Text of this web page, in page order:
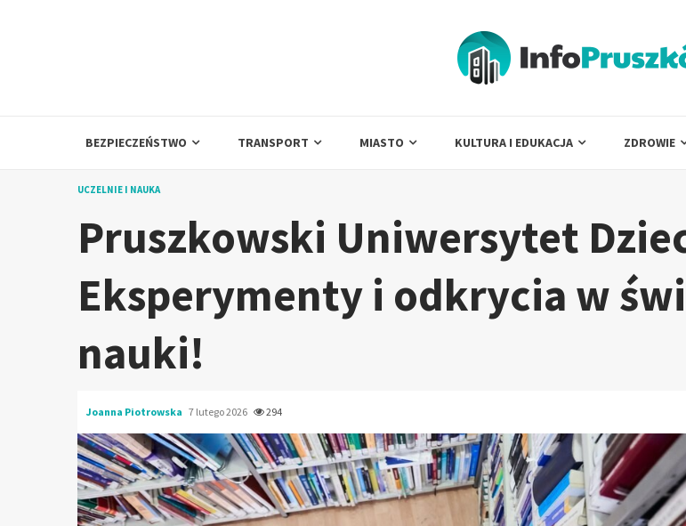
BEZPIECZEŃSTWO TRANSPORT MIASTO KULTURA I EDUKACJA ZDROWIE
UCZELNIE I NAUKA
Pruszkowski Uniwersytet
Eksperymenty i odkrycia w
nauki!
Joanna Piotrowska 7 lutego 2026 294